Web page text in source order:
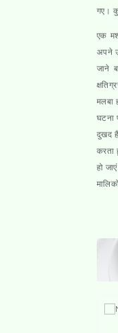
गए।
एक
अपने
जाने
मलबा
घटना
दुखद
करता
हो